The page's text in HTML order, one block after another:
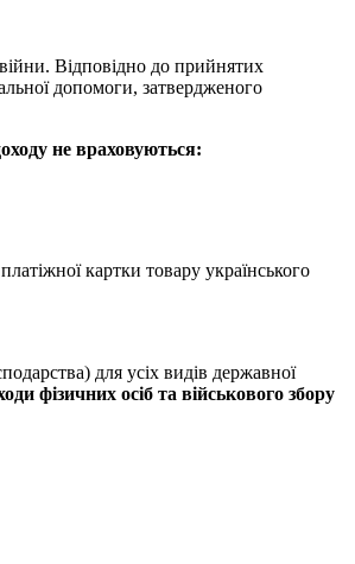
Відповідно до прийнятих
допомоги, затвердженого
не враховуються:
картки товару українського
для усіх видів державної
фізичних осіб та військового збору